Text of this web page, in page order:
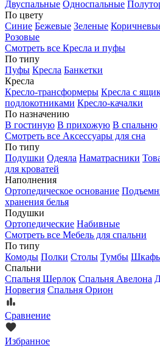
Двуспальные Односпальные
По цвету
Синие Бежевые Зеленые
Розовые
Смотреть все Кресла и пуфы
По типу
Пуфы Кресла Банкетки
Кресла
Кресло-трансформеры Кресла с
подлокотниками Кресло-качалки
По назначению
В гостиную В прихожую В спальню
Смотреть все Аксессуары для сна
По типу
Подушки Одеяла Наматрасники
для кроватей
Наполнения
Ортопедическое основание
хранения белья
Подушки
Ортопедические Набивные
Смотреть все Мебель для спальни
По типу
Комоды Полки Столы Тумбы
Спальни
Спальня Шерлок Спальня Авелона
Норвегия Спальня Орион
Сравнение
Избранное